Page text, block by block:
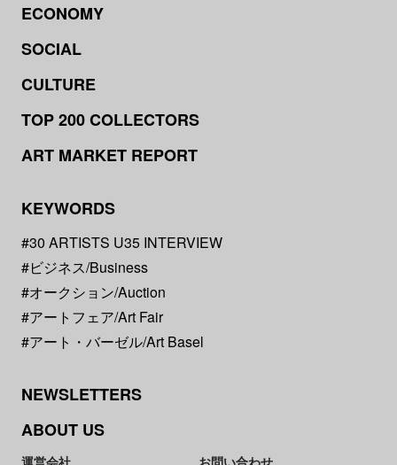
ECONOMY
SOCIAL
CULTURE
TOP 200 COLLECTORS
ART MARKET REPORT
KEYWORDS
#30 ARTISTS U35 INTERVIEW
#ビジネス/Business
#オークション/Auction
#アートフェア/Art Fair
#アート・バーゼル/Art Basel
NEWSLETTERS
ABOUT US
運営会社 お問い合わせ